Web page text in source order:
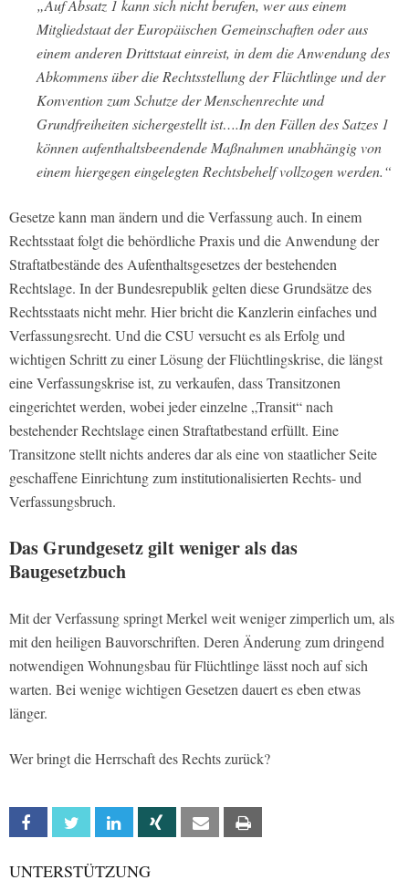
„Auf Absatz 1 kann sich nicht berufen, wer aus einem
Mitgliedstaat der Europäischen Gemeinschaften oder aus
einem anderen Drittstaat einreist, in dem die Anwendung des
Abkommens über die Rechtsstellung der Flüchtlinge und der
Konvention zum Schutze der Menschenrechte und
Grundfreiheiten sichergestellt ist….In den Fällen des Satzes 1
können aufenthaltsbeendende Maßnahmen unabhängig von
einem hiergegen eingelegten Rechtsbehelf vollzogen werden.“
Gesetze kann man ändern und die Verfassung auch. In einem
Rechtsstaat folgt die behördliche Praxis und die Anwendung der
Straftatbestände des Aufenthaltsgesetzes der bestehenden
Rechtslage. In der Bundesrepublik gelten diese Grundsätze des
Rechtsstaats nicht mehr. Hier bricht die Kanzlerin einfaches und
Verfassungsrecht. Und die CSU versucht es als Erfolg und
wichtigen Schritt zu einer Lösung der Flüchtlingskrise, die längst
eine Verfassungskrise ist, zu verkaufen, dass Transitzonen
eingerichtet werden, wobei jeder einzelne „Transit“ nach
bestehender Rechtslage einen Straftatbestand erfüllt. Eine
Transitzone stellt nichts anderes dar als eine von staatlicher Seite
geschaffene Einrichtung zum institutionalisierten Rechts- und
Verfassungsbruch.
Das Grundgesetz gilt weniger als das
Baugesetzbuch
Mit der Verfassung springt Merkel weit weniger zimperlich um, als
mit den heiligen Bauvorschriften. Deren Änderung zum dringend
notwendigen Wohnungsbau für Flüchtlinge lässt noch auf sich
warten. Bei wenige wichtigen Gesetzen dauert es eben etwas
länger.
Wer bringt die Herrschaft des Rechts zurück?
Facebook Twitter Linkedin Xing Email
UNTERSTÜTZUNG